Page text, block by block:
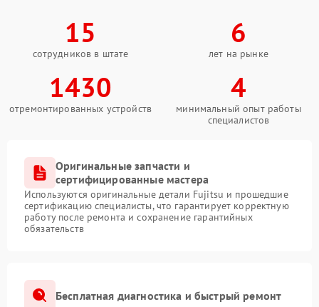
15
сотрудников в штате
6
лет на рынке
1430
отремонтированных устройств
4
минимальный опыт работы
специалистов
Оригинальные запчасти и
сертифицированные мастера
Используются оригинальные детали Fujitsu и прошедшие
сертификацию специалисты, что гарантирует корректную
работу после ремонта и сохранение гарантийных
обязательств
Бесплатная диагностика и быстрый ремонт